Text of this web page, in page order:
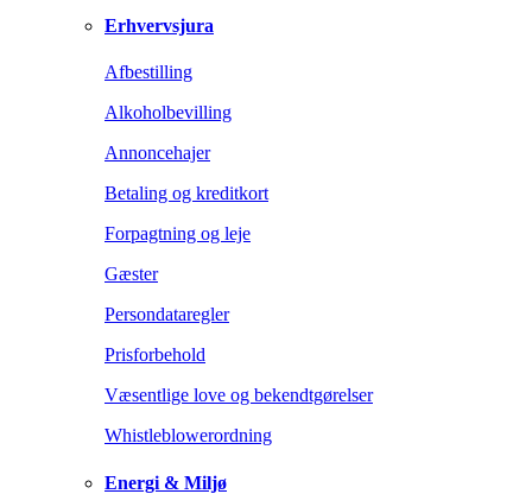
Erhvervsjura
Afbestilling
Alkoholbevilling
Annoncehajer
Betaling og kreditkort
Forpagtning og leje
Gæster
Persondataregler
Prisforbehold
Væsentlige love og bekendtgørelser
Whistleblowerordning
Energi & Miljø